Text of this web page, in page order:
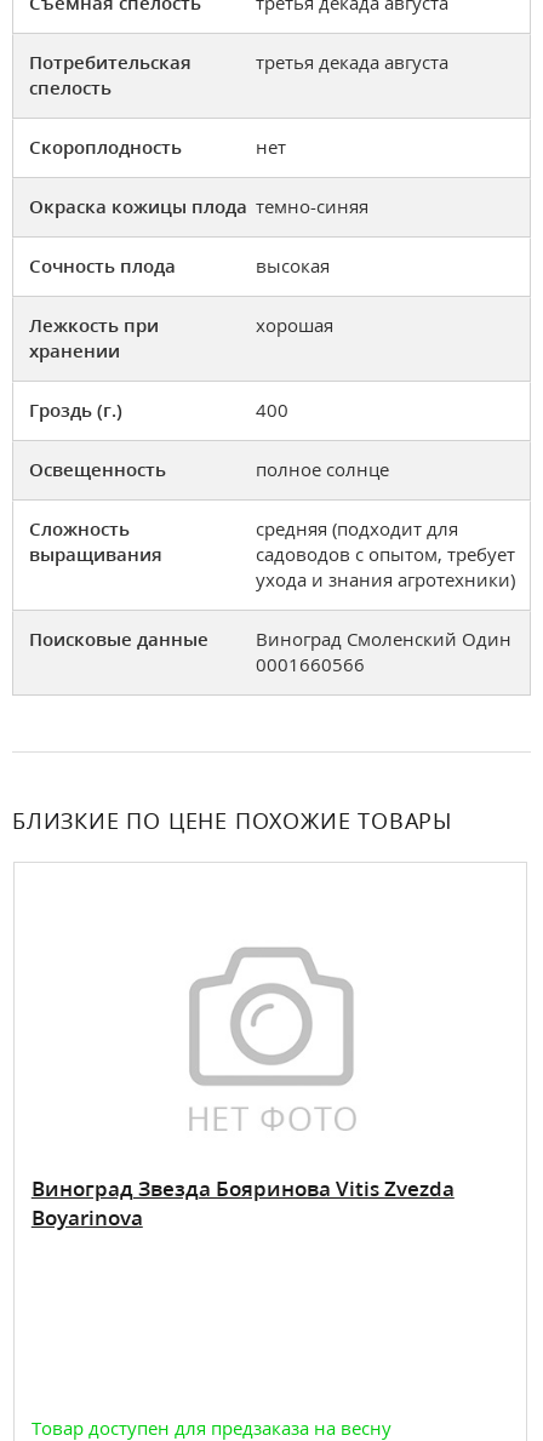
Потребительская
спелость
третья декада августа
Скороплодность нет
Окраска кожицы плода темно-синяя
Сочность плода высокая
Лежкость при
хранении
хорошая
Гроздь (г.) 400
Освещенность полное солнце
Сложность
выращивания
средняя (подходит для
садоводов с опытом, требует
ухода и знания агротехники)
Поисковые данные
Виноград Смоленский Один
0001660566
БЛИЗКИЕ ПО ЦЕНЕ ПОХОЖИЕ ТОВАРЫ
Виноград Звезда Бояринова Vitis Zvezda
Boyarinova
Товар доступен для предзаказа на весну